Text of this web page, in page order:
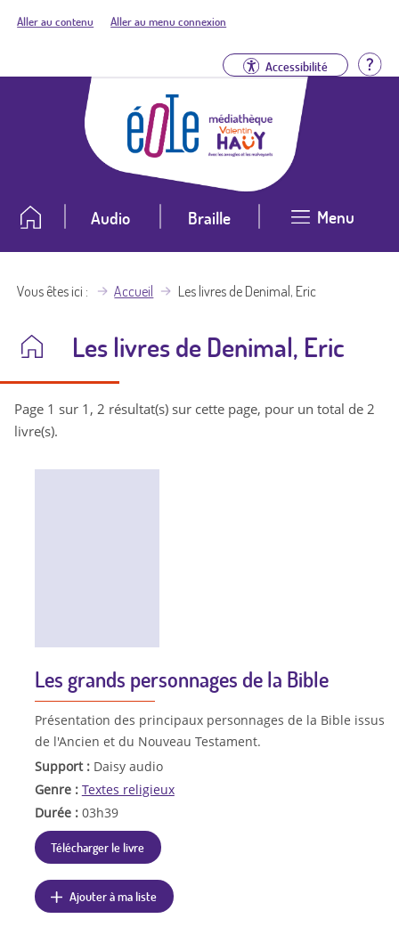
Aller au contenu Aller au menu connexion
Accessibilité
Audio Braille Menu
Vous êtes ici Accueil Les livres de Denimal, Eric
Les livres de Denimal, Eric
Page 1 sur 1, 2 résultat(s) sur cette page, pour un total de 2
livre(s).
Les grands personnages de la Bible
Présentation des principaux personnages de la Bible issus
de l'Ancien et du Nouveau Testament.
Support : Daisy audio
Genre : Textes religieux
Durée : 03h39
Télécharger le livre
Ajouter à ma liste